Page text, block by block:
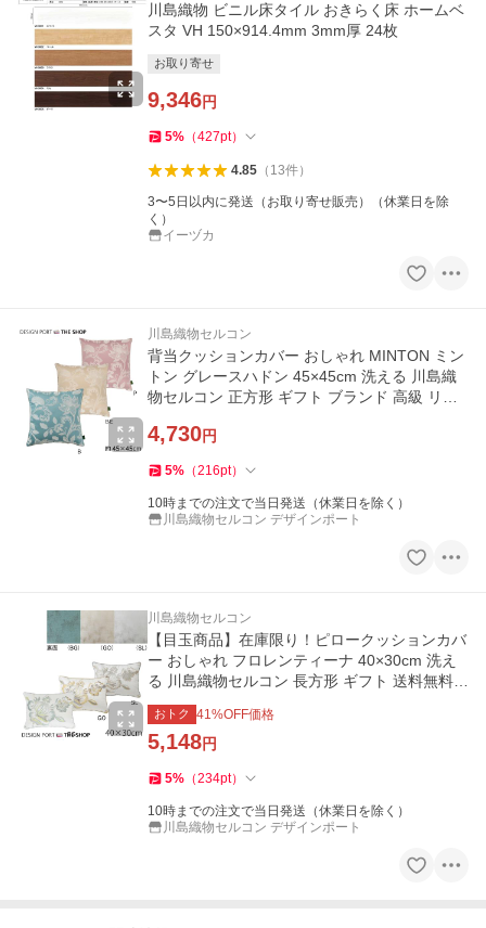
川島織物 ビニル床タイル おきらく床 ホームベ
スタ VH 150×914.4mm 3mm厚 24枚
お取り寄せ
9,346円
5% （427pt）
4.85（ 13件）
3〜5日以内に発送（お取り寄せ販売）（休業日を除
く）
イーヅカ
川島織物セルコン
背当クッションカバー おしゃれ MINTON ミン
トン グレースハドン 45×45cm 洗える 川島織
物セルコン 正方形 ギフト ブランド 高級 リビ
4,730円
5% （216pt）
10時までの注文で当日発送（休業日を除く）
川島織物セルコン デザインポート
川島織物セルコン
【目玉商品】在庫限り！ピロークッションカバ
ー おしゃれ フロレンティーナ 40×30cm 洗え
る 川島織物セルコン 長方形 ギフト 送料無料 L
L1334 生産終了予定
おトク 41%OFF価格
5,148円
5% （234pt）
10時までの注文で当日発送（休業日を除く）
川島織物セルコン デザインポート